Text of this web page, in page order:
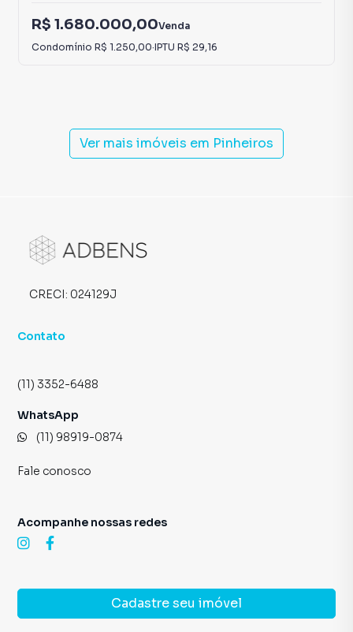
R$ 1.680.000,00Venda
Condomínio R$ 1.250,00·IPTU R$ 29,16
Ver mais imóveis em Pinheiros
CRECI: 024129J
Contato
(11) 3352-6488
WhatsApp
(11) 98919-0874
Fale conosco
Cadastre seu imóvel
Acompanhe nossas redes